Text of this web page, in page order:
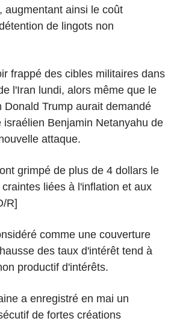
augmentant ainsi le coût
de lingots non
frappé des cibles militaires dans
l'Iran lundi, alors même que le
Donald Trump aurait demandé
Benjamin Netanyahu de
attaque.
grimpé de plus de 4 dollars le
liées à l'inflation et aux
R]
comme une couverture
des taux d'intérêt tend à
productif d'intérêts.
a enregistré en mai un
de fortes créations